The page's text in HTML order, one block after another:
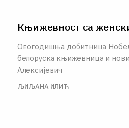
Књижевност са
Овогодишња добитница
белоруска књижевница и
Алексијевич
ЉИЉАНА ИЛИЋ